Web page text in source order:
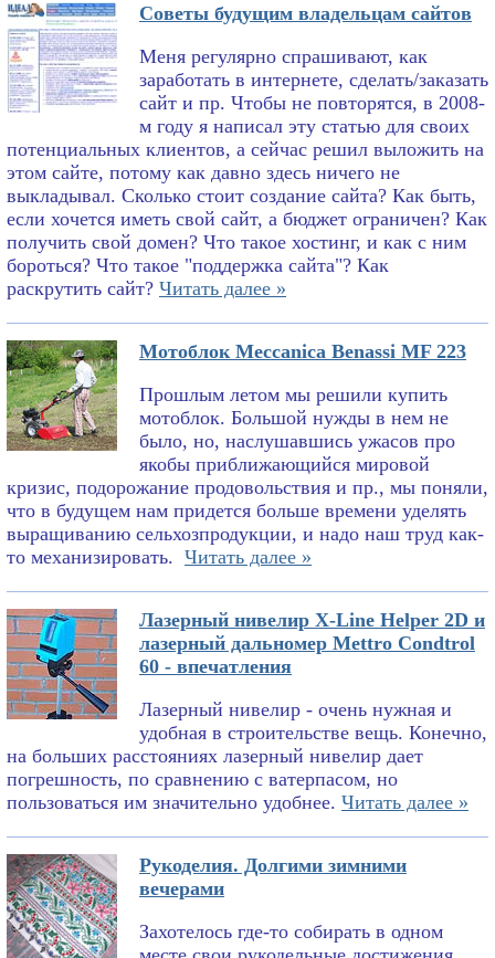
Советы будущим владельцам сайтов
Меня регулярно спрашивают, как
заработать в интернете, сделать/заказать
сайт и пр. Чтобы не повторятся, в 2008-
м году я написал эту статью для своих
потенциальных клиентов, а сейчас решил выложить на
этом сайте, потому как давно здесь ничего не
выкладывал. Сколько стоит создание сайта? Как быть,
если хочется иметь свой сайт, а бюджет ограничен? Как
получить свой домен? Что такое хостинг, и как с ним
бороться? Что такое "поддержка сайта"? Как
раскрутить сайт? Читать далее »
Мотоблок Meccanica Benassi MF 223
Прошлым летом мы решили купить
мотоблок. Большой нужды в нем не
было, но, наслушавшись ужасов про
якобы приближающийся мировой
кризис, подорожание продовольствия и пр., мы поняли,
что в будущем нам придется больше времени уделять
выращиванию сельхозпродукции, и надо наш труд как-
то механизировать. Читать далее »
Лазерный нивелир X-Line Helper 2D и
лазерный дальномер Mettro Condtrol
60 - впечатления
Лазерный нивелир - очень нужная и
удобная в строительстве вещь. Конечно,
на больших расстояниях лазерный нивелир дает
погрешность, по сравнению с ватерпасом, но
пользоваться им значительно удобнее. Читать далее »
Рукоделия. Долгими зимними
вечерами
Захотелось где-то собирать в одном